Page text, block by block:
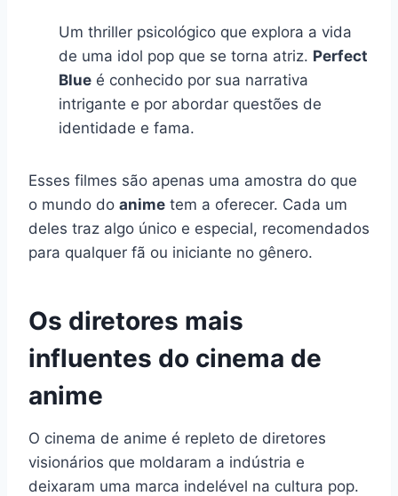
Um thriller psicológico que explora a vida
de uma idol pop que se torna atriz. Perfect
Blue é conhecido por sua narrativa
intrigante e por abordar questões de
identidade e fama.
Esses filmes são apenas uma amostra do que
o mundo do anime tem a oferecer. Cada um
deles traz algo único e especial, recomendados
para qualquer fã ou iniciante no gênero.
Os diretores mais
influentes do cinema de
anime
O cinema de anime é repleto de diretores
visionários que moldaram a indústria e
deixaram uma marca indelével na cultura pop.